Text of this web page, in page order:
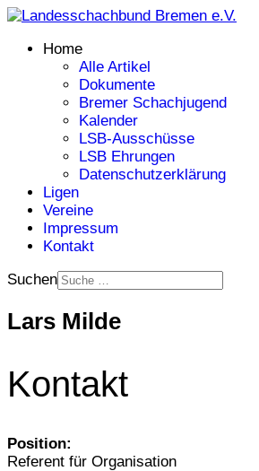
Home
Alle Artikel
Dokumente
Bremer Schachjugend
Kalender
LSB-Ausschüsse
LSB Ehrungen
Datenschutzerklärung
Ligen
Vereine
Impressum
Kontakt
Suchen
Lars Milde
Kontakt
Position:
Referent für Organisation